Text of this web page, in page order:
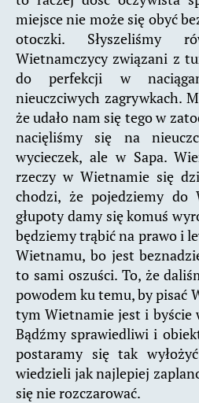
miejsce nie może się obyć
otoczki. Słyszeliśmy
Wietnamczycy związani z
do perfekcji w
nieuczciwych zagrywkach.
że udało nam się tego w
nacięliśmy się na
wycieczek, ale w Sapa.
rzeczy w Wietnamie się
chodzi, że pojedziemy do
głupoty damy się komuś
będziemy trąbić na prawo i
Wietnamu, bo jest
to sami oszuści. To, że
powodem ku temu, by pisać
tym Wietnamie jest i byście
Bądźmy sprawiedliwi i
postaramy się tak
wiedzieli jak najlepiej
się nie rozczarować.